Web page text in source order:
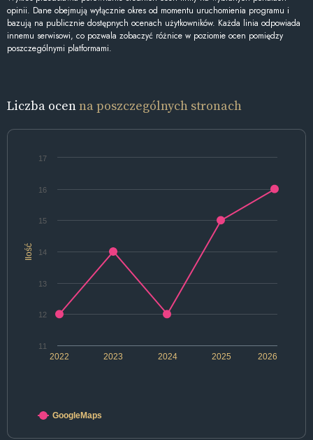
opinii. Dane obejmują wyłącznie okres od momentu uruchomienia programu i
bazują na publicznie dostępnych ocenach użytkowników. Każda linia odpowiada
innemu serwisowi, co pozwala zobaczyć różnice w poziomie ocen pomiędzy
poszczególnymi platformami.
Liczba ocenna poszczególnych stronach
Ilość
2022 2024 2026
2023 2025
11
12
13
14
15
16
17
GoogleMaps